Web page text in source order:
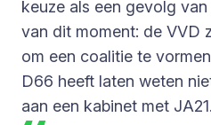
keuze als een gevolg
van dit moment: de VVD
om een coalitie te
D66 heeft laten weten
aan een kabinet met JA21.